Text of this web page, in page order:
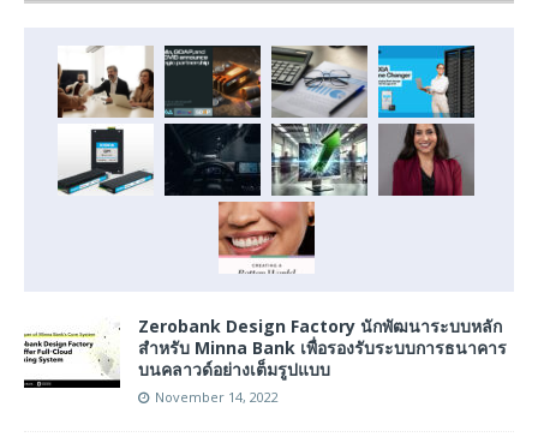
Zerobank Design Factory นักพัฒนาระบบหลัก
สำหรับ Minna Bank เพื่อรองรับระบบการธนาคาร
บนคลาวด์อย่างเต็มรูปแบบ
November 14, 2022